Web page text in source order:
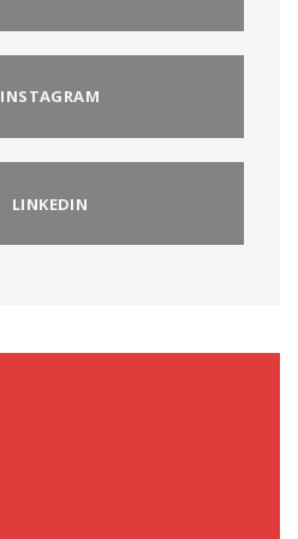
INSTAGRAM
LINKEDIN